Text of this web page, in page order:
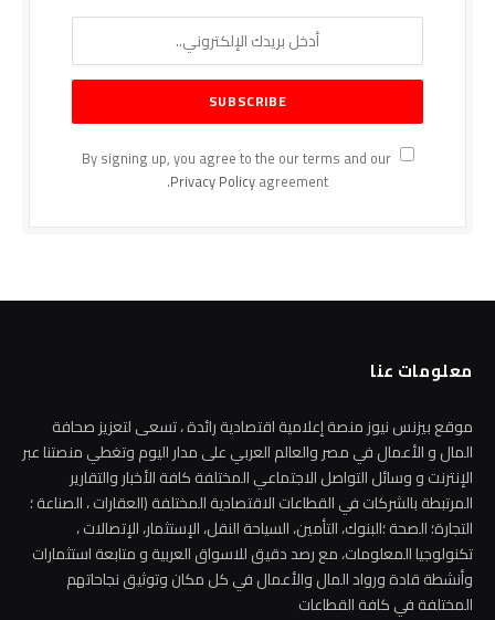
By signing up, you agree to the our terms and our
Privacy Policyagreement.
معلومات عنا
موقع بيزنس نيوز منصة إعلامية اقتصادية رائدة ، تسعى لتعزيز صحافة
المال و الأعمال في مصر والعالم العربي على مدار اليوم وتغطي منصتنا عبر
الإنترنت و وسائل التواصل الاجتماعي المختلفة كافة الأخبار والتقارير
المرتبطة بالشركات في القطاعات الاقتصادية المختلفة (العقارات ، الصناعة ؛
التجارة؛ الصحة ؛البنوك، التأمين، السياحة النقل، الإستثمار، الإتصالات ،
تكنولوجيا المعلومات، مع رصد دقيق للاسواق العربية و متابعة استثمارات
وأنشطة قادة ورواد المال والأعمال في كل مكان وتوثيق نجاحاتهم
المختلفة في كافة القطاعات